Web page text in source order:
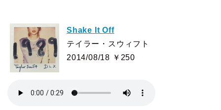
Shake It Off
テイラー・スウィフト
2014/08/18 ￥250